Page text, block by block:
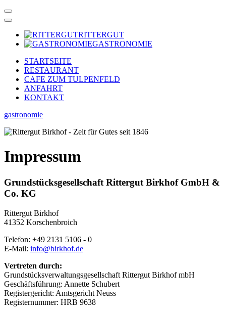
RITTERGUT
GASTRONOMIE
STARTSEITE
RESTAURANT
CAFE ZUM TULPENFELD
ANFAHRT
KONTAKT
gastronomie
Impressum
Grundstücksgesellschaft Rittergut Birkhof GmbH &
Co. KG
Rittergut Birkhof
41352 Korschenbroich
Telefon: +49 2131 5106 - 0
E-Mail: info@birkhof.de
Vertreten durch:
Grundstücksverwaltungsgesellschaft Rittergut Birkhof mbH
Geschäftsführung: Annette Schubert
Registergericht: Amtsgericht Neuss
Registernummer: HRB 9638